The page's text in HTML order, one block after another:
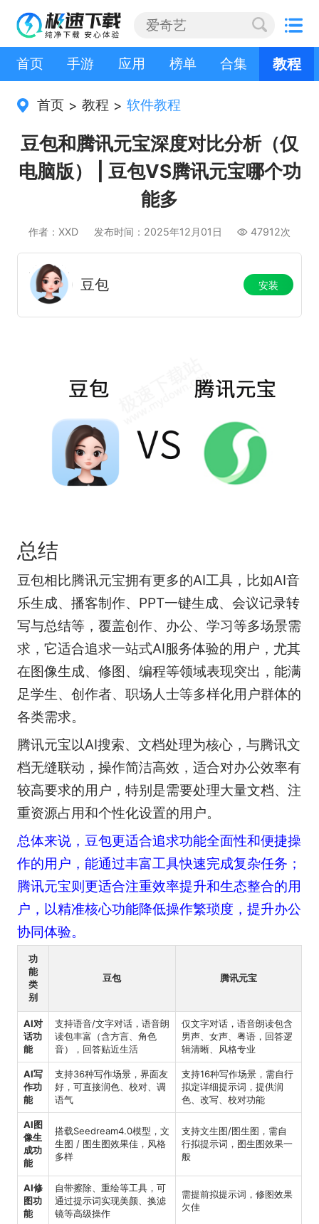
首页 手游 应用 榜单 合集 教程
首页 > 教程 > 软件教程
豆包和腾讯元宝深度对比分析（仅
电脑版） | 豆包VS腾讯元宝哪个功
能多
作者：XXD 发布时间：2025年12月01日 47912次
豆包 安装
总结
豆包相比腾讯元宝拥有更多的AI工具，比如AI音
乐生成、播客制作、PPT一键生成、会议记录转
写与总结等，覆盖创作、办公、学习等多场景需
求，它适合追求一站式AI服务体验的用户，尤其
在图像生成、修图、编程等领域表现突出，能满
足学生、创作者、职场人士等多样化用户群体的
各类需求。
腾讯元宝以AI搜索、文档处理为核心，与腾讯文
档无缝联动，操作简洁高效，适合对办公效率有
较高要求的用户，特别是需要处理大量文档、注
重资源占用和个性化设置的用户。
总体来说，豆包更适合追求功能全面性和便捷操
作的用户，能通过丰富工具快速完成复杂任务；
腾讯元宝则更适合注重效率提升和生态整合的用
户，以精准核心功能降低操作繁琐度，提升办公
协同体验。
功
能
类
别
豆包 腾讯元宝
AI对
话功
能
支持语音/文字对话，语音朗
读包丰富（含方言、角色
音），回答贴近生活
仅文字对话，语音朗读包含
男声、女声、粤语，回答逻
辑清晰、风格专业
AI写
作功
能
支持36种写作场景，界面友
好，可直接润色、校对、调
语气
支持16种写作场景，需自行
拟定详细提示词，提供润
色、改写、校对功能
AI图
像生
成功
能
搭载Seedream4.0模型，文
生图 / 图生图效果佳，风格
多样
支持文生图/图生图，需自
行拟提示词，图生图效果一
般
AI修
图功
能
自带擦除、重绘等工具，可
通过提示词实现美颜、换滤
镜等高级操作
需提前拟提示词，修图效果
欠佳